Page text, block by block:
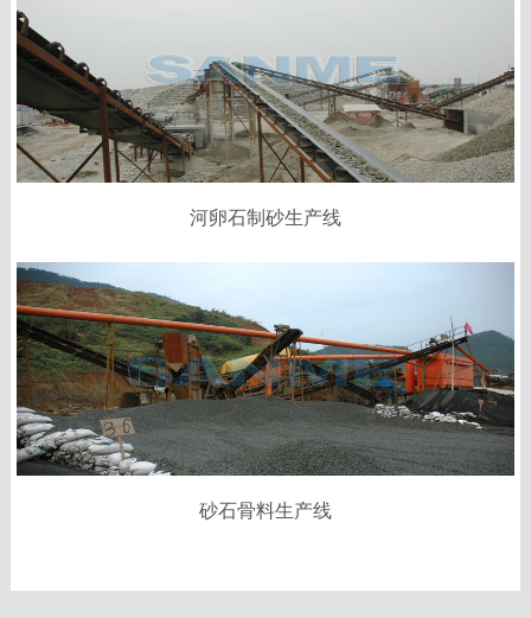
河卵石制砂生产线
砂石骨料生产线